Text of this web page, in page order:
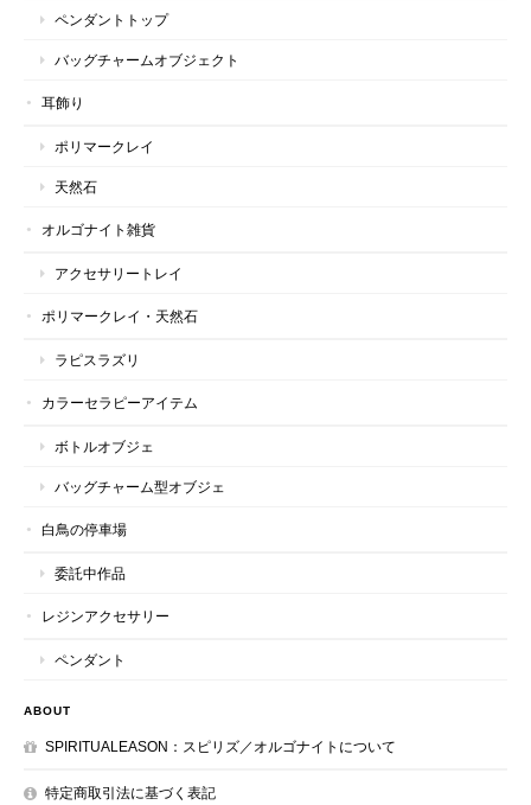
ペンダントトップ
バッグチャームオブジェクト
耳飾り
ポリマークレイ
天然石
オルゴナイト雑貨
アクセサリートレイ
ポリマークレイ・天然石
ラピスラズリ
カラーセラピーアイテム
ボトルオブジェ
バッグチャーム型オブジェ
白鳥の停車場
委託中作品
レジンアクセサリー
ペンダント
ABOUT
SPIRITUALEASON：スピリズ／オルゴナイトについて
特定商取引法に基づく表記